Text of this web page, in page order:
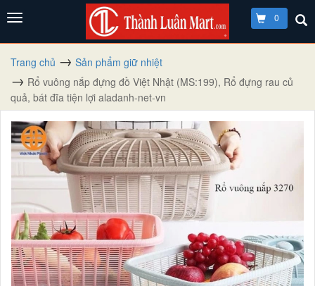
0
Trang chủ
Sản phẩm giữ nhiệt
Rổ vuông nắp đựng đồ Việt Nhật (MS:199), Rổ đựng rau củ
quả, bát đĩa tiện lợi aladanh-net-vn